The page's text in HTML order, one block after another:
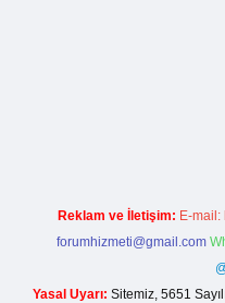
Reklam ve İletişim: E-mail:
forumhizmeti@gmail.com
Yasal Uyarı: Sitemiz, 5651